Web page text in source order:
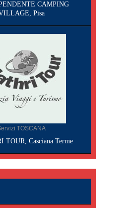
CAMPING
Pisa
TOSCANA
TOUR, Casciana Terme